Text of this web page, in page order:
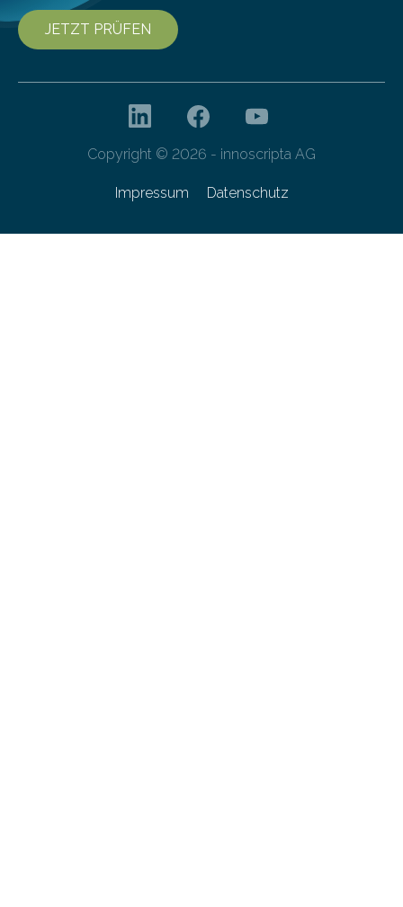
JETZT PRÜFEN
Copyright © 2026 - innoscripta AG
Impressum Datenschutz